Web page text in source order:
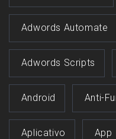
Adwords Automate
Adwords Scripts
Android Anti-
Aplicativo App